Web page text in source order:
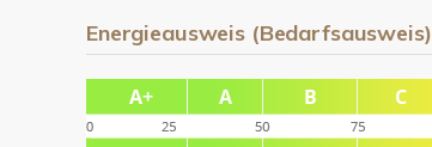
Energieausweis (Bedarfsausweis)